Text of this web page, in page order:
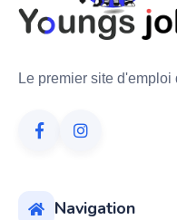
Le premier site
Navigation